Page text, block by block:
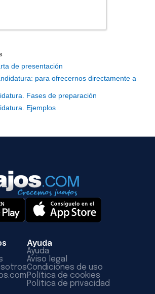
de presentación
para ofrecernos directamente a
Fases de preparación
Ejemplos
Ayuda
Ayuda
Aviso legal
Condiciones de uso
Política de cookies
Política de privacidad